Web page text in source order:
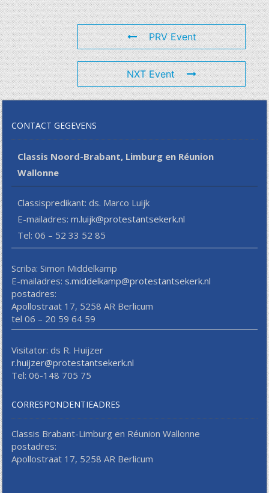
PRV Event
NXT Event
CONTACT GEGEVENS
Classis Noord-Brabant, Limburg en Réunion
Wallonne
Classispredikant: ds. Marco Luijk
E-mailadres:m.luijk@protestantsekerk.nl
Tel: 06 – 52 33 52 85
Scriba: Simon Middelkamp
E-mailadres: s.middelkamp@protestantsekerk.nl
postadres:
Apollostraat 17, 5258 AR Berlicum
tel 06 – 20 59 64 59
Visitator: ds R. Huijzer
r.huijzer@protestantsekerk.nl
Tel: 06-148 705 75
CORRESPONDENTIEADRES
Classis Brabant-Limburg en Réunion Wallonne
postadres:
Apollostraat 17, 5258 AR Berlicum